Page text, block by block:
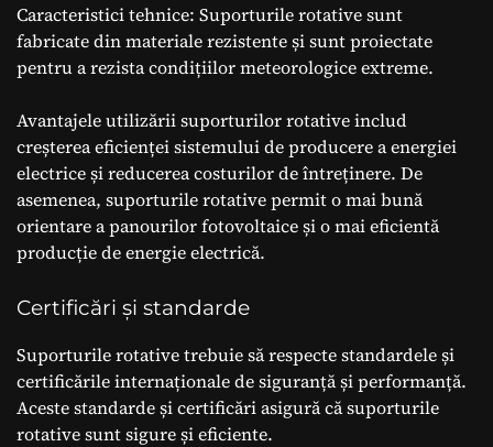
Caracteristici tehnice: Suporturile rotative sunt
fabricate din materiale rezistente și sunt proiectate
pentru a rezista condițiilor meteorologice extreme.
Avantajele utilizării suporturilor rotative includ
creșterea eficienței sistemului de producere a energiei
electrice și reducerea costurilor de întreținere. De
asemenea, suporturile rotative permit o mai bună
orientare a panourilor fotovoltaice și o mai eficientă
producție de energie electrică.
Certificări și standarde
Suporturile rotative trebuie să respecte standardele și
certificările internaționale de siguranță și performanță.
Aceste standarde și certificări asigură că suporturile
rotative sunt sigure și eficiente.